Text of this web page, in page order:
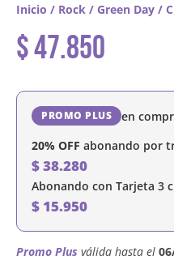
Inicio / Rock / Green Day /
$47.850
PROMO PLUS en
20% OFF abonando por
$38.280
Abonando con Tarjeta 3
$ 15.950
Promo Plus válida hasta el